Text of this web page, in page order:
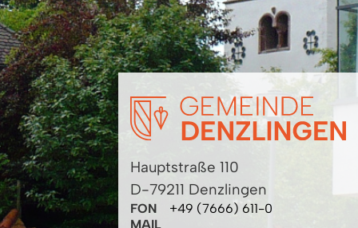
Hauptstraße 110
D-79211 Denzlingen
FON
+49 (7666) 611-0
MAIL